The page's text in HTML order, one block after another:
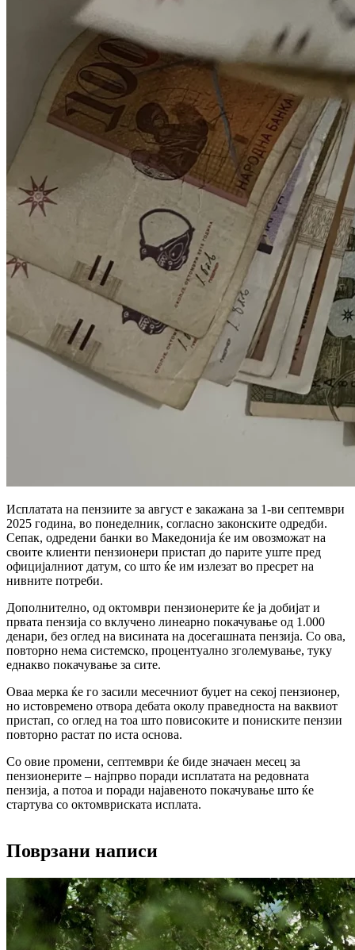
Исплатата на пензиите за август е закажана за 1-ви септември
2025 година, во понеделник, согласно законските одредби.
Сепак, одредени банки во Македонија ќе им овозможат на
своите клиенти пензионери пристап до парите уште пред
официјалниот датум, со што ќе им излезат во пресрет на
нивните потреби.
Дополнително, од октомври пензионерите ќе ја добијат и
првата пензија со вклучено линеарно покачување од 1.000
денари, без оглед на висината на досегашната пензија. Со ова,
повторно нема системско, процентуално зголемување, туку
еднакво покачување за сите.
Оваа мерка ќе го засили месечниот буџет на секој пензионер,
но истовремено отвора дебата околу праведноста на ваквиот
пристап, со оглед на тоа што повисоките и пониските пензии
повторно растат по иста основа.
Со овие промени, септември ќе биде значаен месец за
пензионерите – најпрво поради исплатата на редовната
пензија, а потоа и поради најавеното покачување што ќе
стартува со октомвриската исплата.
Поврзани написи